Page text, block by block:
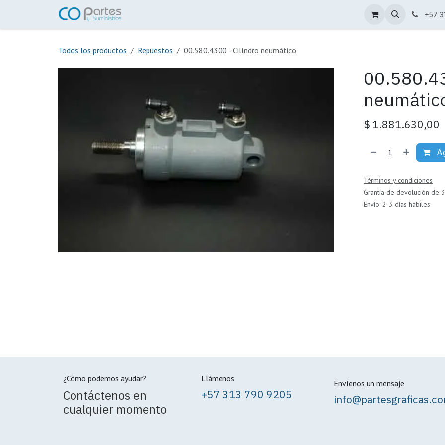
+57
Todos los productos Repuestos 00.580.4300 - Cilíndro neumático
$ 1.881.630,00
Términos y condiciones
Grantía de devolución de
Envío: 2-3 días hábiles
¿Cómo podemos ayudar?
Contáctenos en
cualquier momento
Llámenos
+57 313 790 9205
Envíenos un mensaje